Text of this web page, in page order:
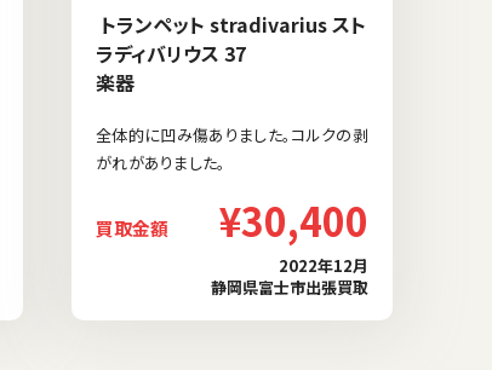
トランペット stradivarius スト
ラディバリウス 37
楽器
全体的に凹み傷ありました。コルクの剥
がれがありました。
買取金額 ¥30,400
2022年12月
静岡県富士市出張買取